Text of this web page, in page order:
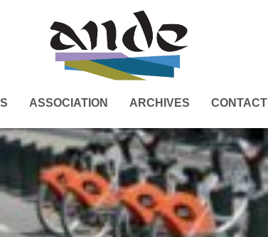
ASSOCIATION ARCHIVES CONTACT